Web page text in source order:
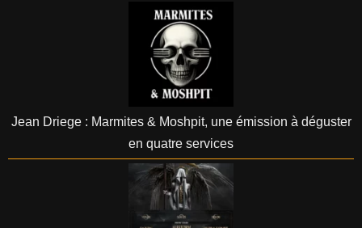
Jean Driege : Marmites & Moshpit, une émission à déguster
en quatre services